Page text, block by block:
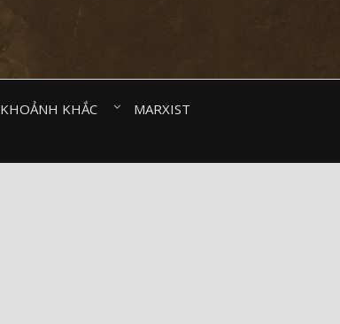
KHOẢNH KHẮC⠀
MARXIST⠀